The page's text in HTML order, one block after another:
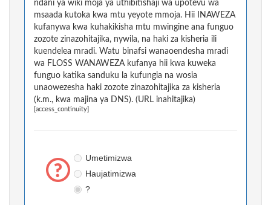
ndani ya wiki moja ya uthibitishaji wa upotevu wa
msaada kutoka kwa mtu yeyote mmoja. Hii INAWEZA
kufanywa kwa kuhakikisha mtu mwingine ana funguo
zozote zinazohitajika, nywila, na haki za kisheria ili
kuendelea mradi. Watu binafsi wanaoendesha mradi
wa FLOSS WANAWEZA kufanya hii kwa kuweka
funguo katika sanduku la kufungia na wosia
unaowezesha haki zozote zinazohitajika za kisheria
(k.m., kwa majina ya DNS). (URL inahitajika)
[access_continuity]
Umetimizwa
Haujatimizwa
?